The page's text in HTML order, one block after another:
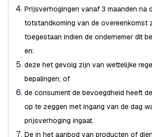
Prijsverhogingen vanaf 3 maanden na
totstandkoming van de overeenkomst
toegestaan indien de ondernemer dit
en:
deze het gevolg zijn van wettelijke
bepalingen; of
de consument de bevoegdheid heeft
op te zeggen met ingang van de dag
prijsverhoging ingaat.
De in het aanbod van producten of